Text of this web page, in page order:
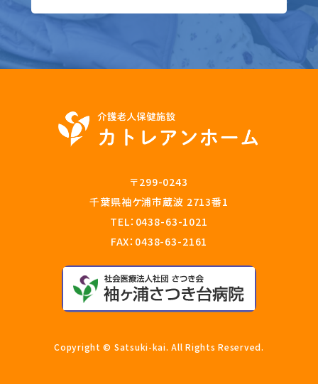
〒299-0243
千葉県袖ケ浦市蔵波 2713番1
TEL： 0438-63-1021
FAX：0438-63-2161
Copyright © Satsuki-kai. All Rights Reserved.